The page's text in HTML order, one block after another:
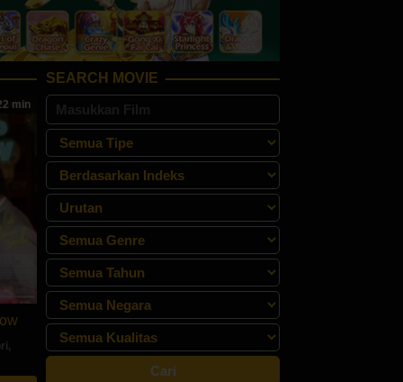
min
,
SEARCH MOVIE